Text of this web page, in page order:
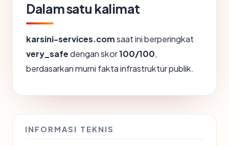
Dalam satu kalimat
karsini-services.comsaat ini berperingkat
very_safedengan skor100/100,
berdasarkan murni fakta infrastruktur publik.
INFORMASI TEKNIS